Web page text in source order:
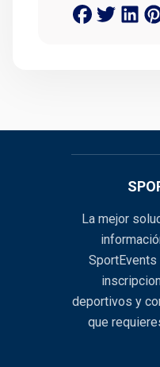
La mejor
deportivos y
que